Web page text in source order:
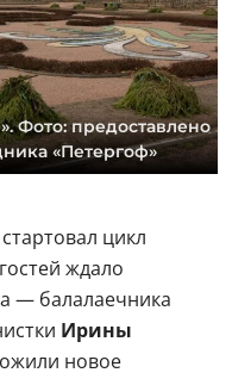
Фото: предоставлено
«Петергоф»
цикл
ждало
— балалаечника
Ирины
новое